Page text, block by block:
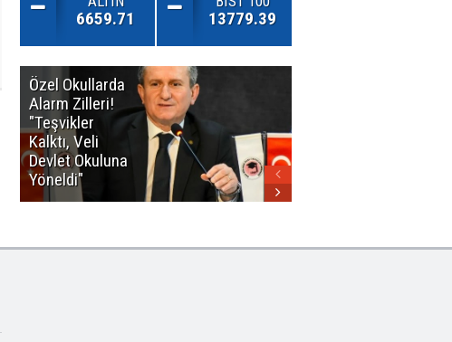
6659.71 13779.39
Özel Okullarda
Alarm Zilleri!
"Teşvikler
Kalktı, Veli
Devlet Okuluna
Yöneldi"